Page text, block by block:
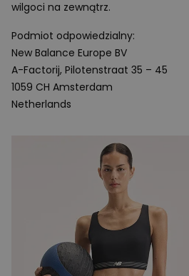
wilgoci na zewnątrz.
Podmiot odpowiedzialny:
New Balance Europe BV
A-Factorij, Pilotenstraat 35 – 45
1059 CH Amsterdam
Netherlands